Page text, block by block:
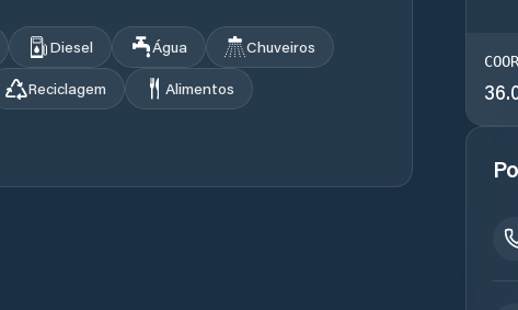
Diesel Água
Chuveiros
Reciclagem
Alimentos